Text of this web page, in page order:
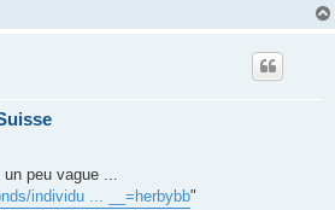
peu vague ...
individu ... __=herbybb"